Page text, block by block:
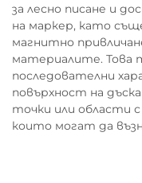
за лесно писане и
на маркер, като
магнитно
материалите. Това
последователни
повърхност на
точки или области
които могат да